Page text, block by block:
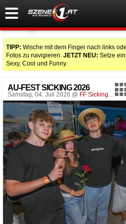
TIPP: Wische mit dem Finger nach links
Fotos zu navigieren. JETZT NEU: Setze
Sexy, Cool und Funny.
AU-FEST SICKING 2026
Samstag, 04. Juli 2026 @ FF Sicking,